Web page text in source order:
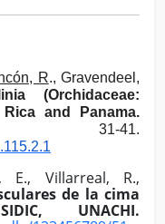
R., Gravendeel,
(Orchidaceae:
and Panama.
31-41.
E., Villarreal, R.,
de la cima
UNACHI.